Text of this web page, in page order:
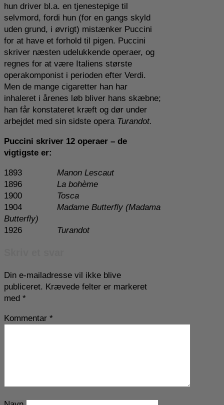
hun driver bl.a. en tjenestepige til
selvmord, fordi hun (for en gangs skyld
uden grund, i øvrigt) mistænker Puccini
for at have et forhold til pigen. Puccini
skriver næsten udelukkende operaer, og
regnes for at være Italiens største
operakomponist i perioden efter Verdi.
Men de mange cigaretter han har
inhaleret i årenes løb bliver hans skæbne;
han får konstateret kræft og dør under
arbejdet med sin sidste opera Turandot.
Puccini skriver 12 operaer – de
vigtigste er:
1893 Manon Lescaut
1896 La bohème
1900 Tosca
1904 Madame Butterfly (Madama
Butterfly)
1926 Turandot
Din e-mailadresse vil ikke blive
publiceret. Krævede felter er markeret
med *
Kommentar *